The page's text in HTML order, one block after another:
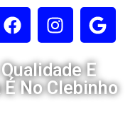
E
No Clebinho